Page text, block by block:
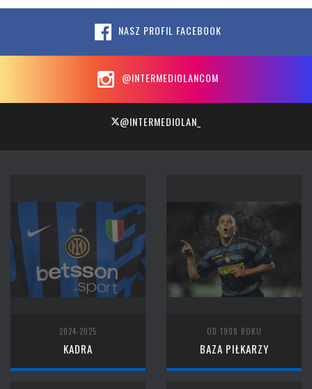
NASZ PROFIL FACEBOOK
@INTERMEDIOLANCOM
@INTERMEDIOLAN_
2024-2025
KADRA
OD 1908 ROKU
BAZA PIŁKARZY